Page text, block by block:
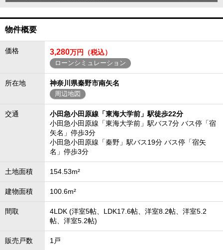
物件概要
価格 3,280万円（税込）
ローンシミュレーション
所在地 神奈川県秦野市南矢名
周辺地図
交通
小田急小田原線「東海大学前」駅徒歩22分
小田急小田原線「東海大学前」駅バス7分 バス停「宿
矢名」停歩3分
小田急小田原線「秦野」駅バス19分 バス停「宿矢
名」停歩3分
土地面積 154.53m²
建物面積 100.6m²
間取
4LDK (洋室5帖、LDK17.6帖、洋室8.2帖、洋室5.2
帖、洋室5.2帖)
販売戸数 1戸